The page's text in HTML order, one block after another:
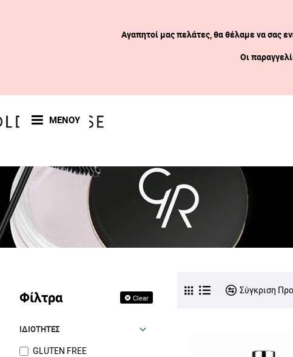
Αγαπητοί μας πελάτες, θα θέλαμε να σας
Οι
ΜΕΝΟΥ
Φίλτρα Clear
ΙΔΙΌΤΗΤΕΣ
GLUTEN FREE
Σύγκριση